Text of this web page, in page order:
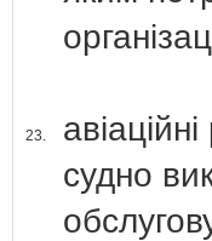
23.
судно